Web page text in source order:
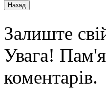
Залиште
Увага!
коментарів.